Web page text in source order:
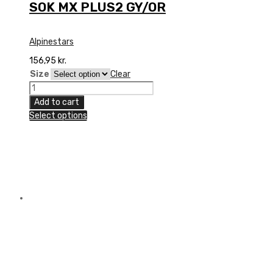
SOK MX PLUS2 GY/OR
Alpinestars
156,95 kr.
Size
Clear
SOK
MX
PLUS2
Add to cart
Select options